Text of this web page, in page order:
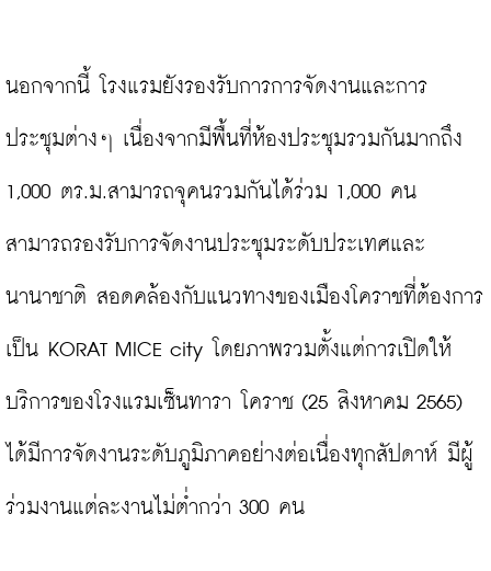
นอกจากนี้ โรงแรมยังรองรับการการจัดงานและการ
ประชุมต่างๆ เนื่องจากมีพื้นที่ห้องประชุมรวมกันมากถึง
1,000 ตร.ม.สามารถจุคนรวมกันได้ร่วม 1,000 คน
สามารถรองรับการจัดงานประชุมระดับประเทศและ
นานาชาติ สอดคล้องกับแนวทางของเมืองโคราชที่ต้องการ
เป็น KORAT MICE city โดยภาพรวมตั้งแต่การเปิดให้
บริการของโรงแรมเซ็นทารา โคราช (25 สิงหาคม 2565)
ได้มีการจัดงานระดับภูมิภาคอย่างต่อเนื่องทุกสัปดาห์ มีผู้
ร่วมงานแต่ละงานไม่ต่ำกว่า 300 คน